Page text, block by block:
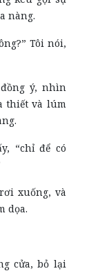
nàng.
Tôi nói,
ý, nhìn
thiết và lúm
“chỉ để có
xuống, và
dọa.
cửa, bỏ lại